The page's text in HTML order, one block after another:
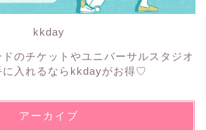
kkday
のチケットやユニバーサルスタジオ
に入れるならkkdayがお得♡
アーカイブ